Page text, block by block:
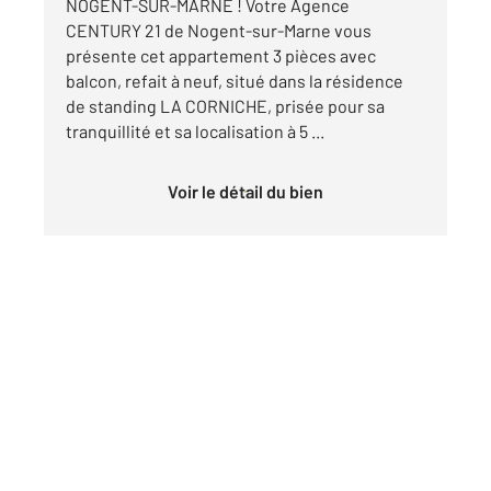
NOGENT-SUR-MARNE ! Votre Agence
CENTURY 21 de Nogent-sur-Marne vous
présente cet appartement 3 pièces avec
balcon, refait à neuf, situé dans la résidence
de standing LA CORNICHE, prisée pour sa
tranquillité et sa localisation à 5 ...
Voir le détail du bien